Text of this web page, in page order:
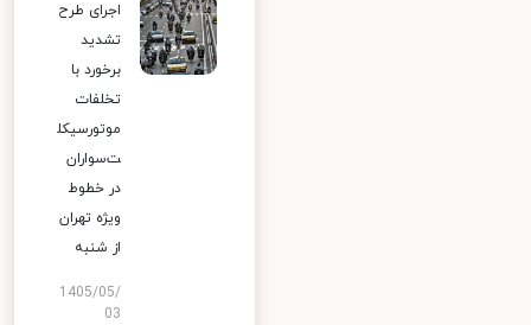
اجرای طرح
تشدید
برخورد با
تخلفات
موتورسیکل
ت‌سواران
در خطوط
ویژه تهران
از شنبه
1405/05/
03